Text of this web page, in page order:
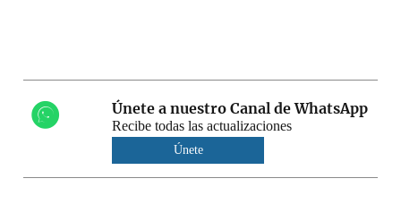
Únete a nuestro Canal de WhatsApp
Recibe todas las actualizaciones
Únete